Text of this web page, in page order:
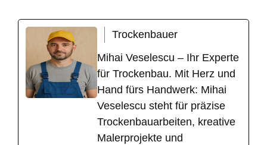
Trockenbauer
Mihai Veselescu – Ihr Experte
für Trockenbau. Mit Herz und
Hand fürs Handwerk: Mihai
Veselescu steht für präzise
Trockenbauarbeiten, kreative
Malerprojekte und